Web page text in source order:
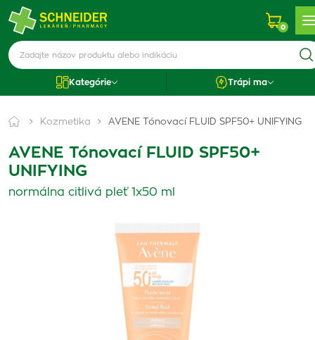
0
Kategórie Trápi ma
Kozmetika AVENE Tónovací FLUID SPF50+ UNIFYING
AVENE Tónovací FLUID SPF50+
UNIFYING
normálna citlivá pleť 1x50 ml